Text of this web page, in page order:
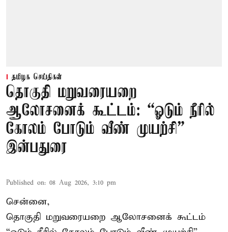
தமிழக செய்திகள்
தொகுதி மறுவரையறை
ஆலோசனைக் கூட்டம்: “ஓடும் நீரில்
கோலம் போடும் வீண் முயற்சி” –
இன்பதுரை
Published on: 08 Aug 2026, 3:10 pm
சென்னை,
தொகுதி மறுவரையறை ஆலோசனைக் கூட்டம்